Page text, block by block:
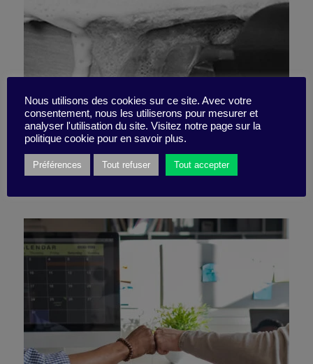
Mais on est au taquet !
8 février 2021
Nous utilisons des cookies sur ce site. Avec votre
consentement, nous les utiliserons pour mesurer et
analyser l'utilisation du site. Visitez notre page sur la
politique cookie pour en savoir plus.
Préférences Tout refuser Tout accepter